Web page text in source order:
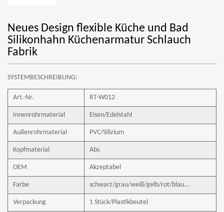
Neues Design flexible Küche und Bad
Silikonhahn Küchenarmatur Schlauch
Fabrik
SYSTEMBESCHREIBUNG:
Art.-Nr. RT-W012
Innenrohrmaterial Eisen/Edelstahl
Außenrohrmaterial PVC/Silizium
Kopfmaterial Abs
OEM Akzeptabel
Farbe schwarz/grau/weiß/gelb/rot/blau...
Verpackung 1 Stück/Plastikbeutel